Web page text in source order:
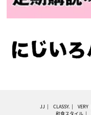
JJ CLASSY. VERY